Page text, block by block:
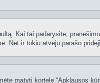
Kai tai padarysite,
Net ir tokiu atveju parašo
matyti kortelę “Apklausos